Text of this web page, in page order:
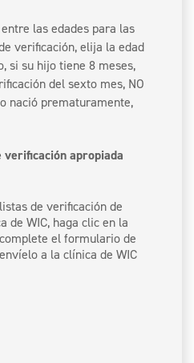
las edades para las
verificación, elija la edad
si su hijo tiene 8 meses,
del sexto mes, NO
nació prematuramente,
apropiada
de verificación de
de WIC, haga clic en la
el formulario de
a la clínica de WIC